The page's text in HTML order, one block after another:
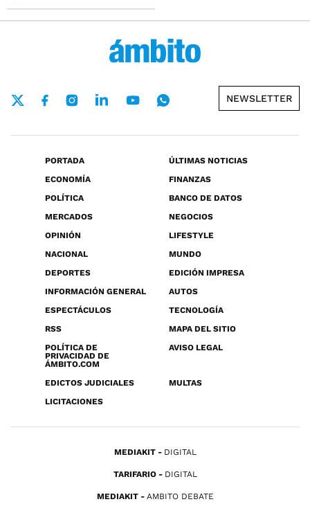
NEWSLETTER
PORTADA
ÚLTIMAS NOTICIAS
ECONOMÍA
FINANZAS
POLÍTICA
BANCO DE DATOS
MERCADOS
NEGOCIOS
OPINIÓN
LIFESTYLE
NACIONAL
MUNDO
DEPORTES
EDICIÓN IMPRESA
INFORMACIÓN GENERAL
AUTOS
ESPECTÁCULOS
TECNOLOGÍA
RSS
MAPA DEL SITIO
POLÍTICA DE
PRIVACIDAD DE
ÁMBITO.COM
AVISO LEGAL
EDICTOS JUDICIALES
MULTAS
LICITACIONES
MEDIAKIT DIGITAL
TARIFARIO DIGITAL
MEDIAKIT AMBITO DEBATE